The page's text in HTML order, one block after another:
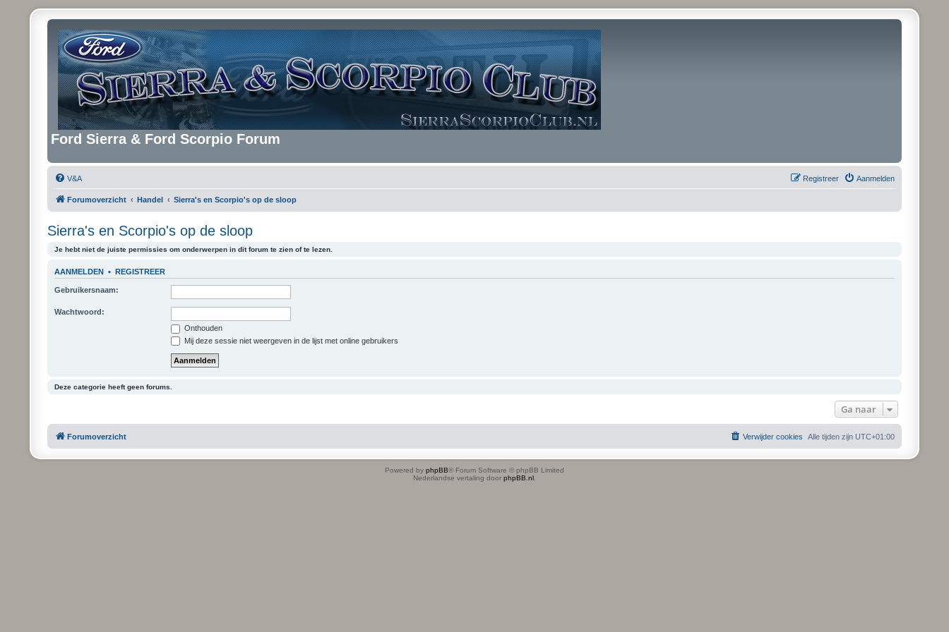
Ford Sierra & Ford Scorpio Forum
V&A Aanmelden
Registreer
Forumoverzicht Handel Sierra's en Scorpio's op de sloop
Sierra's en Scorpio's op de sloop
Je hebt niet de juiste permissies om onderwerpen in dit forum te zien of te lezen.
AANMELDEN •REGISTREER
Gebruikersnaam:
Wachtwoord:
Onthouden
Mij deze sessie niet weergeven in de lijst met online gebruikers
Deze categorie heeft geen forums.
Ga naar
Forumoverzicht Alle tijden zijn UTC+01:00
Verwijder cookies
Powered by phpBB® Forum Software © phpBB Limited
Nederlandse vertaling door phpBB.nl.